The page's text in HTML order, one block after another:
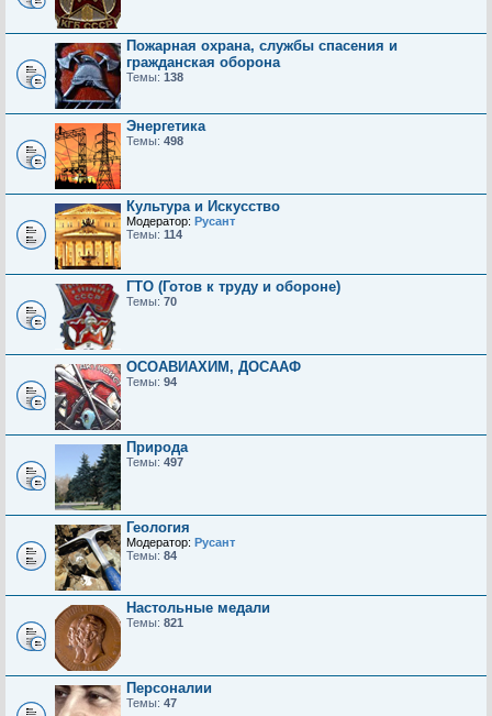
Пожарная охрана, службы спасения и
гражданская оборона
Темы: 138
Энергетика
Темы: 498
Культура и Искусство
Модератор: Русант
Темы: 114
ГТО (Готов к труду и обороне)
Темы: 70
ОСОАВИАХИМ, ДОСААФ
Темы: 94
Природа
Темы: 497
Геология
Модератор: Русант
Темы: 84
Настольные медали
Темы: 821
Персоналии
Темы: 47